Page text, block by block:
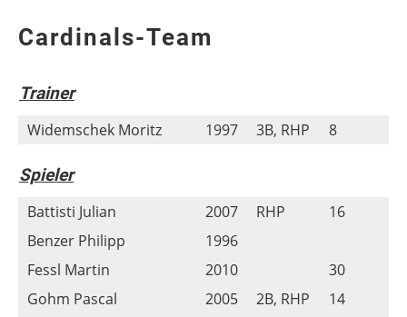
Cardinals-Team
Trainer
Widemschek Moritz 1997 3B, RHP 8
Spieler
Battisti Julian 2007 RHP
16
Benzer Philipp
1996
Fessl Martin
2010
30
Gohm Pascal
2005 2B, RHP
14